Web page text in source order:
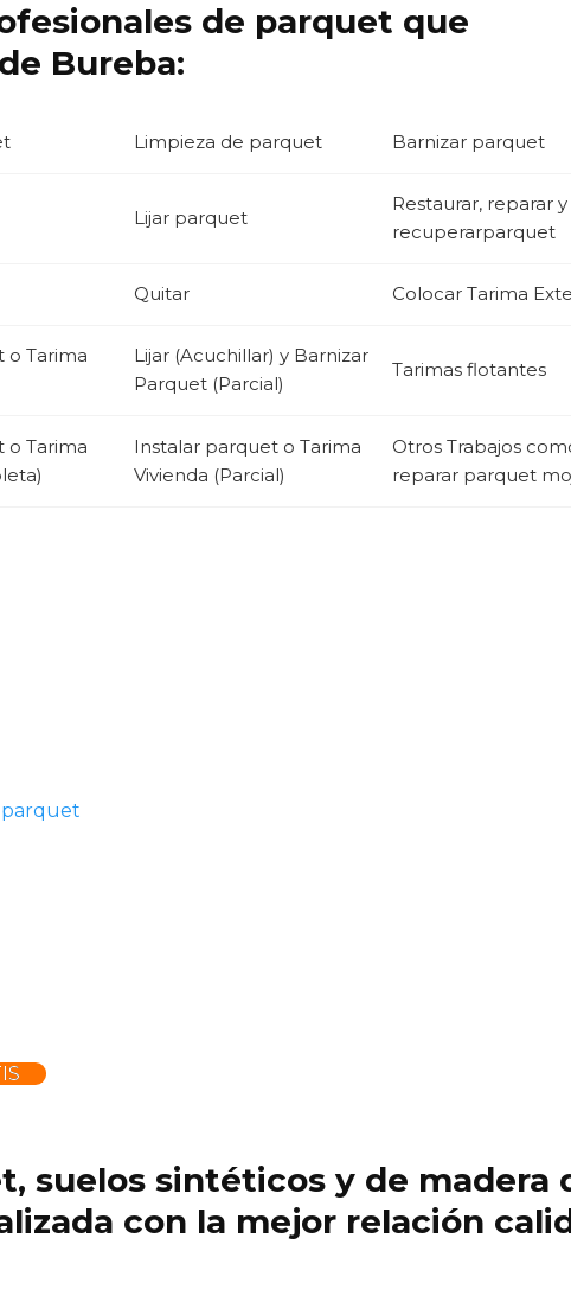
de parquet que
Bureba:
Limpieza de parquet Barnizar parquet
Lijar parquet
Restaurar, reparar y
recuperarparquet
Quitar Colocar Tarima
o Tarima
Lijar (Acuchillar) y Barnizar
Parquet (Parcial)
Tarimas flotantes
o Tarima
Instalar parquet o Tarima
Vivienda (Parcial)
Otros Trabajos
reparar parquet
suelos sintéticos y de madera
con la mejor relación